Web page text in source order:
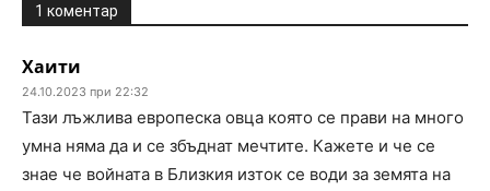
1 коментар
Хаити
24.10.2023 при 22:32
Тази лъжлива европеска овца която се прави на много
умна няма да и се збъднат мечтите. Кажете и че се
знае че войната в Близкия изток се води за земята на